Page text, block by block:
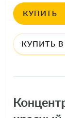
КУПИТЬ
КУПИТЬ